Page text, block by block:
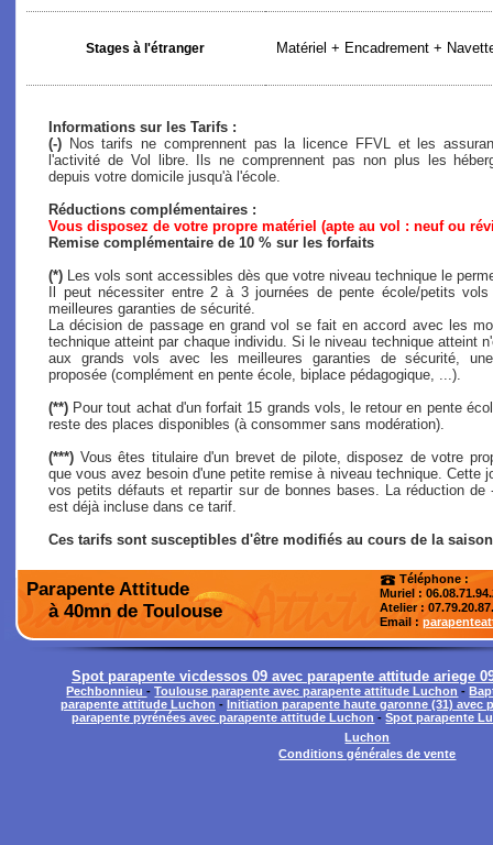
Stages à l'étranger Matériel + Encadrement +
Informations sur les Tarifs :
(-) Nos tarifs ne comprennent pas la licence FFVL et les
l'activité de Vol libre. Ils ne comprennent pas non plus les
depuis votre domicile jusqu'à l'école.
Réductions complémentaires :
Vous disposez de votre propre matériel (apte au vol : neuf ou
Remise complémentaire de 10 % sur les forfaits
(*) Les vols sont accessibles dès que votre niveau technique le
Il peut nécessiter entre 2 à 3 journées de pente école/petits
meilleures garanties de sécurité.
La décision de passage en grand vol se fait en accord avec les
technique atteint par chaque individu. Si le niveau technique atteint
aux grands vols avec les meilleures garanties de sécurité,
proposée (complément en pente école, biplace pédagogique, ...).
(**) Pour tout achat d'un forfait 15 grands vols, le retour en pente
reste des places disponibles (à consommer sans modération).
(***) Vous êtes titulaire d'un brevet de pilote, disposez de votre
que vous avez besoin d'une petite remise à niveau technique. Cette
vos petits défauts et repartir sur de bonnes bases. La réduction de
est déjà incluse dans ce tarif.
Ces tarifs sont susceptibles d'être modifiés au cours de la
Parapente Attitude
à 40mn de Toulouse
Téléphone :
Muriel :
Atelier:
Email :
Spot parapente vicdessos 09 avec parapente attitude ariege
Pechbonnieu-Toulouse parapente avec parapente attitude Luchon -
parapente attitude Luchon - Initiation parapente haute garonne (31) avec
parapente pyrénées avec parapente attitude Luchon -Spot parapente
Luchon
Conditions générales de vente